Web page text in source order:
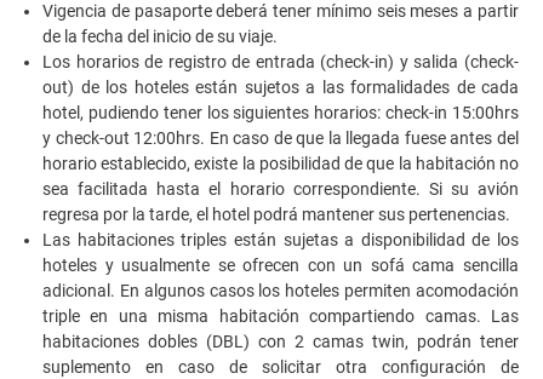
Vigencia de pasaporte deberá tener mínimo seis meses a partir
de la fecha del inicio de su viaje.
Los horarios de registro de entrada (check-in) y salida (check-
out) de los hoteles están sujetos a las formalidades de cada
hotel, pudiendo tener los siguientes horarios: check-in 15:00hrs
y check-out 12:00hrs. En caso de que la llegada fuese antes del
horario establecido, existe la posibilidad de que la habitación no
sea facilitada hasta el horario correspondiente. Si su avión
regresa por la tarde, el hotel podrá mantener sus pertenencias.
Las habitaciones triples están sujetas a disponibilidad de los
hoteles y usualmente se ofrecen con un sofá cama sencilla
adicional. En algunos casos los hoteles permiten acomodación
triple en una misma habitación compartiendo camas. Las
habitaciones dobles (DBL) con 2 camas twin, podrán tener
suplemento en caso de solicitar otra configuración de